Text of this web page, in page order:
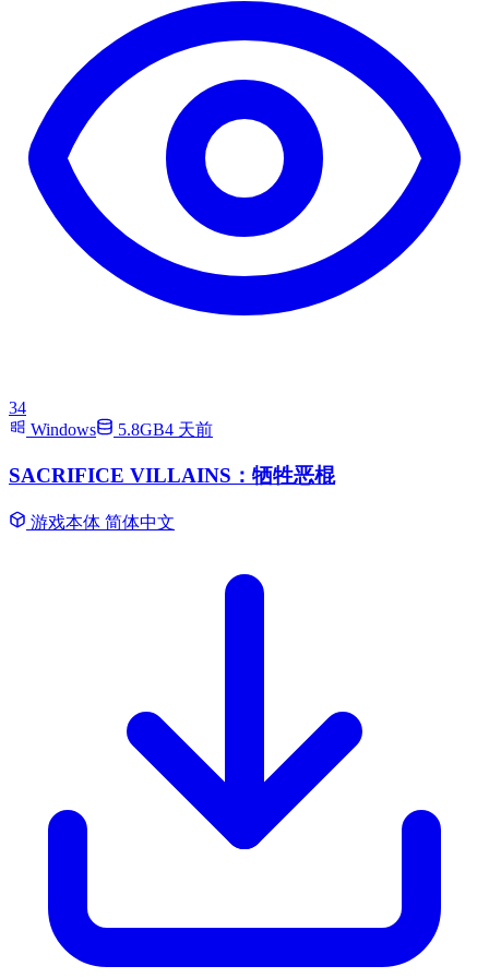
34
Windows
5.8GB4 天前
SACRIFICE VILLAINS：牺牲恶棍
游戏本体 简体中文